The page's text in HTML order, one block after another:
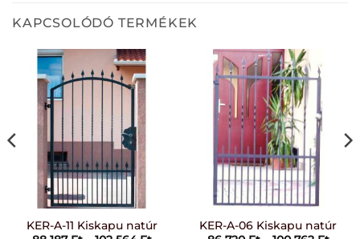
KAPCSOLÓDÓ TERMÉKEK
KER-A-11 Kiskapu natúr
KER-A-06 Kiskapu natúr